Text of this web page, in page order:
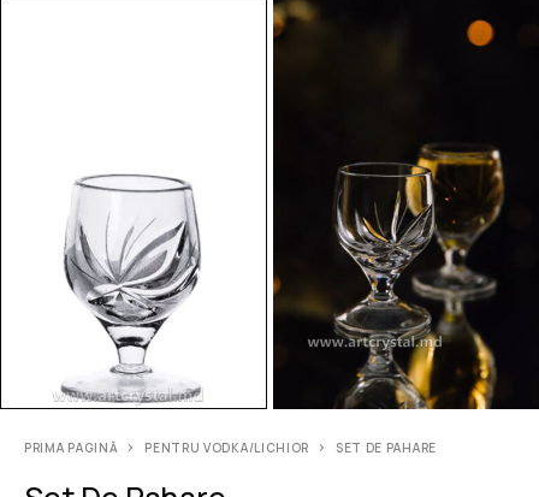
PRIMA PAGINĂ PENTRU VODKA/LICHIOR SET DE PAHARE